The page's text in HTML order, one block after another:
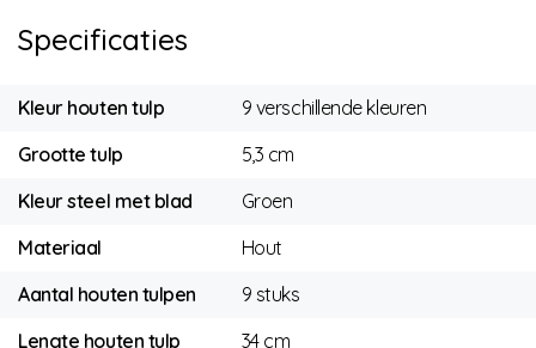
Specificaties
Kleur houten tulp
9 verschillende kleuren
Grootte tulp
5,3 cm
Kleur steel met blad
Groen
Materiaal
Hout
Aantal houten tulpen
9 stuks
Lengte houten tulp
34 cm